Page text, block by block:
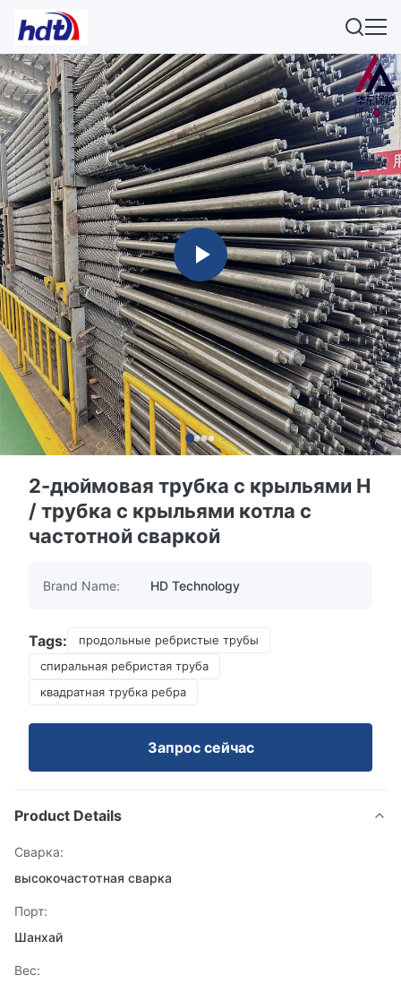
2-дюймовая трубка с крыльями H
/ трубка с крыльями котла с
частотной сваркой
Brand Name: HD Technology
Tags:
продольные ребристые трубы
спиральная ребристая труба
квадратная трубка ребра
Запрос сейчас
Product Details
Сварка:
высокочастотная сварка
Порт:
Шанхай
Вес: